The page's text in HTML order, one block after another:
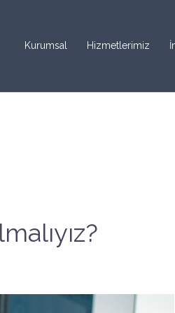
Kurumsal Hizmetlerimiz